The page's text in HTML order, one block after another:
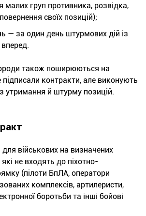
малих груп противника, розвідка,
своїх позицій);
— за один день штурмових дій із
також поширюються на
підписали контракти, але виконують
утримання й штурму позицій.
військових на визначених
не входять до піхотно-
(пілоти БпЛА, оператори
комплексів, артилеристи,
боротьби та інші бойові